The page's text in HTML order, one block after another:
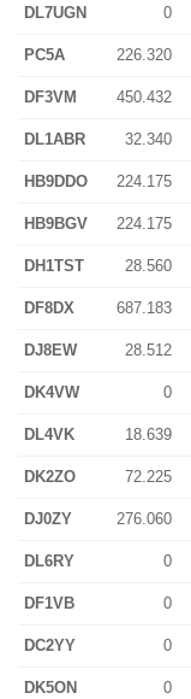
DL7UGN 0
PC5A 226.320
DF3VM 450.432
DL1ABR 32.340
HB9DDO 224.175
HB9BGV 224.175
DH1TST 28.560
DF8DX 687.183
DJ8EW 28.512
DK4VW 0
DL4VK 18.639
DK2ZO 72.225
DJ0ZY 276.060
DL6RY 0
DF1VB 0
DC2YY 0
DK5ON 0